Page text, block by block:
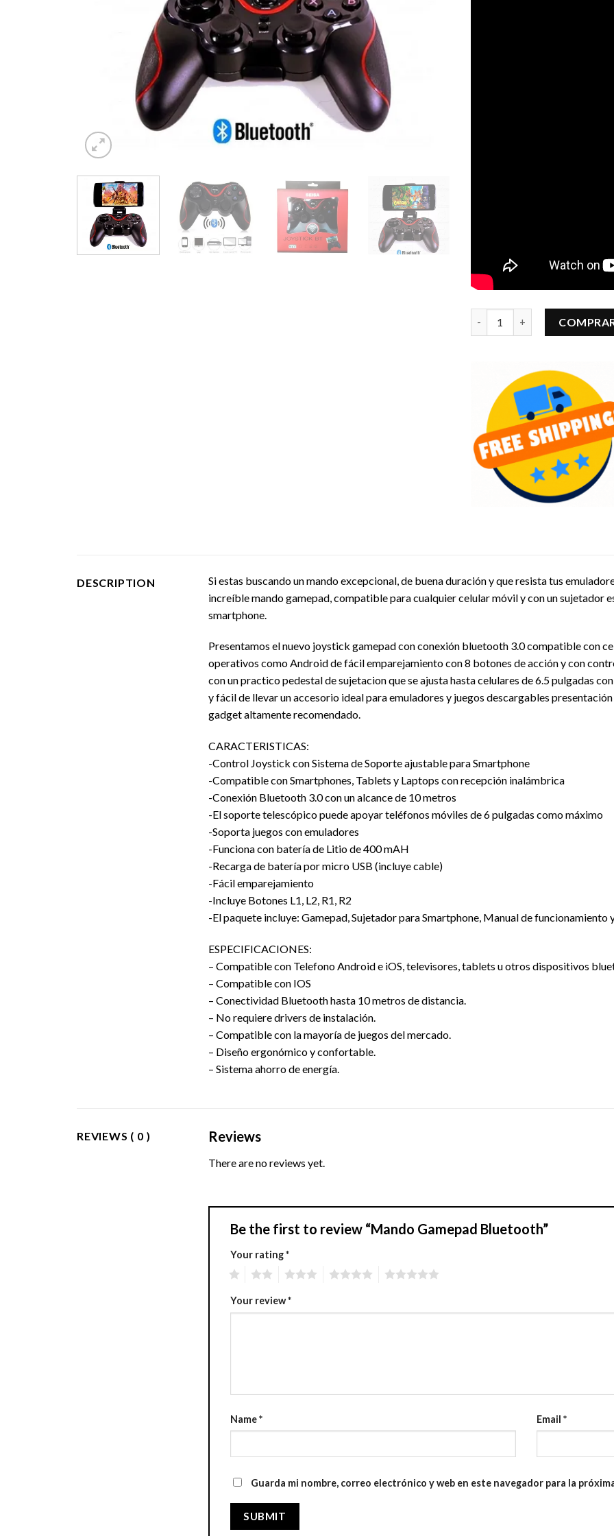
DESCRIPTION
Si estas buscando un mando excepcional, de buena duración y que resista tus
increíble mando gamepad, compatible para cualquier celular móvil y con un sujetador
smartphone.
Presentamos el nuevo joystick gamepad con conexión bluetooth 3.0 compatible con
operativos como Android de fácil emparejamiento con 8 botones de acción y con
con un practico pedestal de sujetacion que se ajusta hasta celulares de 6.5 pulgadas
y fácil de llevar un accesorio ideal para emuladores y juegos descargables
gadget altamente recomendado.
CARACTERISTICAS:
-Control Joystick con Sistema de Soporte ajustable para Smartphone
-Compatible con Smartphones, Tablets y Laptops con recepción inalámbrica
-Conexión Bluetooth 3.0 con un alcance de 10 metros
-El soporte telescópico puede apoyar teléfonos móviles de 6 pulgadas como máximo
-Soporta juegos con emuladores
-Funciona con batería de Litio de 400 mAH
-Recarga de batería por micro USB (incluye cable)
-Fácil emparejamiento
-Incluye Botones L1, L2, R1, R2
-El paquete incluye: Gamepad, Sujetador para Smartphone, Manual de funcionamiento
ESPECIFICACIONES:
– Compatible con Telefono Android e iOS, televisores, tablets u otros dispositivos
– Compatible con IOS
– Conectividad Bluetooth hasta 10 metros de distancia.
– No requiere drivers de instalación.
– Compatible con la mayoría de juegos del mercado.
– Diseño ergonómico y confortable.
– Sistema ahorro de energía.
REVIEWS ( 0 ) Reviews
There are no reviews yet.
Be the first to review “Mando Gamepad Bluetooth”
Your rating*
Your review*
Name* Email *
Guarda mi nombre, correo electrónico y web en este navegador para la